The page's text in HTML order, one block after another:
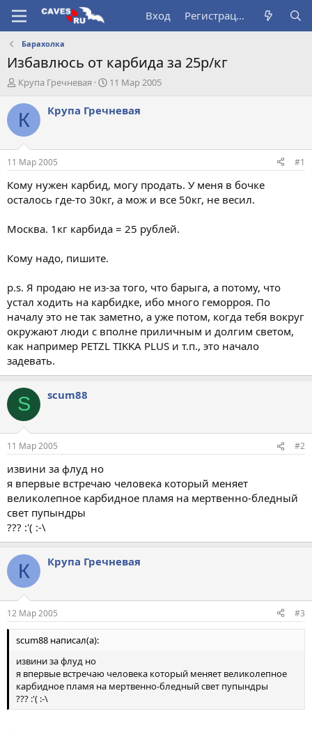
Вход Регистрация
Барахолка
Избавлюсь от карбида за 25р/кг
А
т
о
т
е
м
ы
Крупа Гречневая
Д
т
а
а
11 Мар 2005
К Крупа Гречневая
11 Мар 2005 #1
Кому нужен карбид, могу продать. У меня в бочке
осталось где-то 30кг, а мож и все 50кг, не весил.
Москва. 1кг карбида = 25 рублей.
Кому надо, пишите.
p.s. Я продаю не из-за того, что барыга, а потому, что
устал ходить на карбидке, ибо много геморроя. По
началу это не так заметно, а уже потом, когда тебя вокруг
окружают люди с вполне приличным и долгим светом,
как например PETZL TIKKA PLUS и т.п., это начало
задевать.
S scum88
11 Мар 2005 #2
извини за флуд но
я впервые встречаю человека который меняет
великолепное карбидное пламя на мертвенно-бледный
свет пупындры
??? :'( :-\
К Крупа Гречневая
12 Мар 2005 #3
scum88 написал(а):
извини за флуд но
я впервые встречаю человека который меняет великолепное
карбидное пламя на мертвенно-бледный свет пупындры
??? :'( :-\